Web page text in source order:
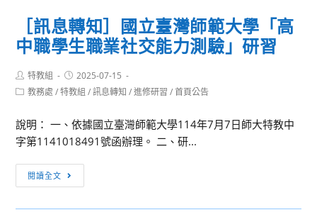
名
者
於
114
7
月
25
中
等
學
校
雙
實
驗
助
教
育
國
教
高
中
美
科
［訊息轉知］國立臺灣師範大學「高
中職學生職業社交能力測驗」研習
Post
author:
特教組
Post
published:
2025-07-15
Post教務處 / 特教組 / 訊息轉知 / 進修研習 / 首頁公告
說明： 一、依據國立臺灣師範大學114年7月7日師大特教中
字第1141018491號函辦理。 二、研...
閱讀全文
息
轉